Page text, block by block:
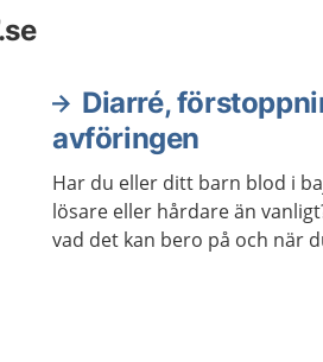
Diarré,
avföringen
Har du eller ditt barn blod i
lösare eller hårdare än
vad det kan bero på och när